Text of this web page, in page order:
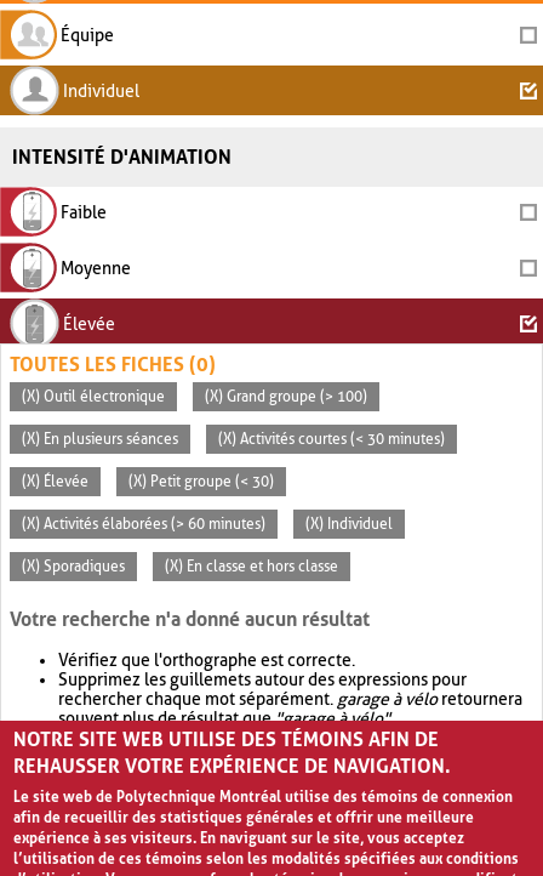
Équipe
Individuel
INTENSITÉ D'ANIMATION
Faible
Moyenne
Élevée
TOUTES LES FICHES (0)
(X) Outil électronique (X) Grand groupe (> 100)
(X) En plusieurs séances (X) Activités courtes (< 30 minutes)
(X) Élevée (X) Petit groupe (< 30)
(X) Activités élaborées (> 60 minutes) (X) Individuel
(X) Sporadiques (X) En classe et hors classe
Votre recherche n'a donné aucun résultat
Vérifiez que l'orthographe est correcte.
Supprimez les guillemets autour des expressions pour
rechercher chaque mot séparément. garage à véloretournera
souvent plus de résultat que"garage à vélo".
Envisagez d'élargir votre recherche avec OR.garage OR vélo
retournera souvent plus de résultat quegarage à vélo
NOTRE SITE WEB UTILISE DES TÉMOINS AFIN DE
REHAUSSER VOTRE EXPÉRIENCE DE NAVIGATION.
Le site web de Polytechnique Montréal utilise des témoins de connexion
afin de recueillir des statistiques générales et offrir une meilleure
expérience à ses visiteurs. En naviguant sur le site, vous acceptez
l’utilisation de ces témoins selon les modalités spécifiées aux conditions